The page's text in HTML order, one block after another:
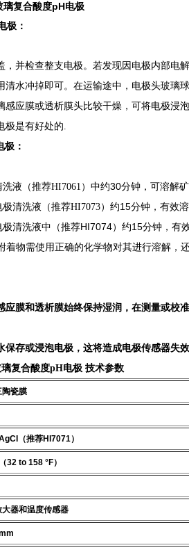
璃复合酸度pH电极
极 ：
，并检查整支电极。若发现因电极内部电
清水冲掉即可。在运输途中，电极头玻璃
应膜或透析膜头比较干燥，可将电极浸
极是有好处的.
极 ：
洗液 （推荐HI7061）中约30分钟，可溶解
极清洗液 （推荐HI7073）约15分钟，有效
清洗液中（推荐HI7074）约15分钟，有
着物需使用正确的化学物对其进行溶解，
应膜和透析膜始终保持湿润，在测量或校
保存或浸泡电极，这将造成电极传感器失效
复合酸度pH电极 技术参数
陶瓷膜
（推荐HI7071）
32 to 158 °F）
大器和温度传感器